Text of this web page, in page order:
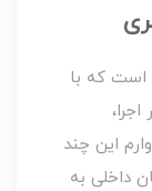
که با
این چند
داخلی به